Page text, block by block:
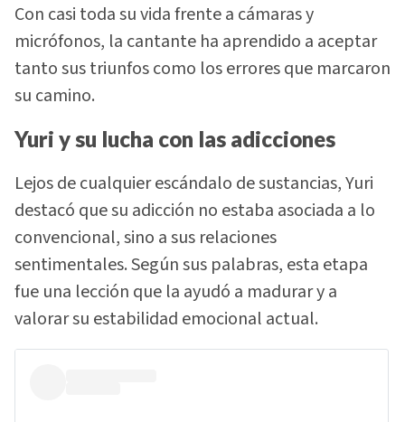
Con casi toda su vida frente a cámaras y
micrófonos, la cantante ha aprendido a aceptar
tanto sus triunfos como los errores que marcaron
su camino.
Yuri y su lucha con las adicciones
Lejos de cualquier escándalo de sustancias, Yuri
destacó que su adicción no estaba asociada a lo
convencional, sino a sus relaciones
sentimentales. Según sus palabras, esta etapa
fue una lección que la ayudó a madurar y a
valorar su estabilidad emocional actual.